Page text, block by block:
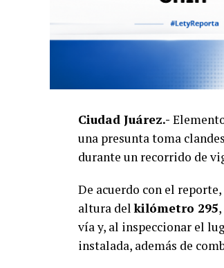
Ciudad Juárez.-
una presunta toma
durante un recorrido de
De acuerdo con el
altura delkilómetro 295
vía y, al inspeccionar el
instalada, además de